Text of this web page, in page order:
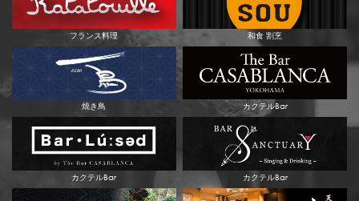
フランス料理 和食 割烹
焼き鳥 カクテルBar
カクテルBar カクテルBar